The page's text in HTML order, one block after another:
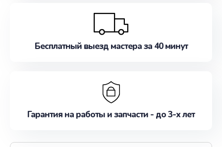
Бесплатный выезд мастера за 40 минут
Гарантия на работы и запчасти - до 3-х лет